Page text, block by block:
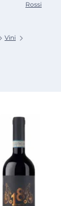
Vini
Rossi